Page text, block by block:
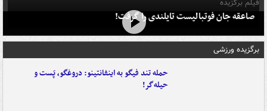
فیلم برگزیده
صاعقه جان فوتبالیست تایلندی را گرفت!
برگزیده ورزشی
حمله تند فیگو به اینفانتینو: دروغگو، پَست‌ و
حیله‌گر!